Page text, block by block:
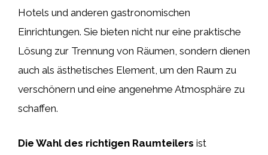
Hotels und anderen gastronomischen
Einrichtungen. Sie bieten nicht nur eine praktische
Lösung zur Trennung von Räumen, sondern dienen
auch als ästhetisches Element, um den Raum zu
verschönern und eine angenehme Atmosphäre zu
schaffen.
Die Wahl des richtigen Raumteilers ist